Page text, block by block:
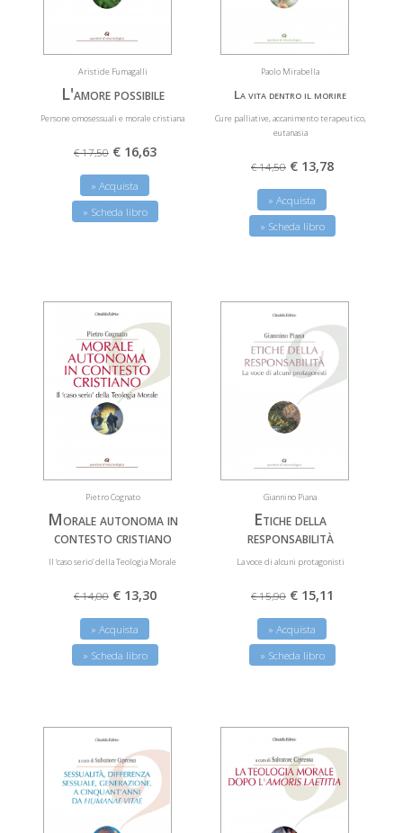
Aristide Fumagalli
L'amore possibile
Persone omosessuali e morale cristiana
€ 17,50 € 16,63
» Acquista
» Scheda libro
Paolo Mirabella
La vita dentro il morire
Cure palliative, accanimento terapeutico,
eutanasia
€ 14,50 € 13,78
» Acquista
» Scheda libro
Pietro Cognato
Morale autonoma in
contesto cristiano
Il ‘caso serio’ della Teologia Morale
€ 14,00 € 13,30
» Acquista
» Scheda libro
Giannino Piana
Etiche della
responsabilità
La voce di alcuni protagonisti
€ 15,90 € 15,11
» Acquista
» Scheda libro